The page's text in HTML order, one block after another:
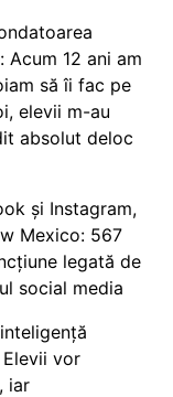
Acum 12 ani am
să îi fac pe
elevii m-au
absolut deloc
și Instagram,
Mexico: 567
legată de
social media
vor
iar